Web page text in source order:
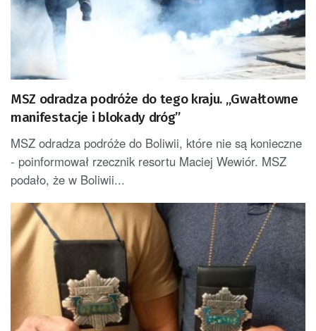
MSZ odradza podróże do tego kraju. „Gwałtowne
manifestacje i blokady dróg”
MSZ odradza podróże do Boliwii, które nie są konieczne
- poinformował rzecznik resortu Maciej Wewiór. MSZ
podało, że w Boliwii...